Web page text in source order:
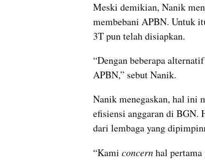
Meski demikian, Nanik
membebani APBN. Untuk
3T pun telah disiapkan.
“Dengan beberapa
APBN,” sebut Nanik.
Nanik menegaskan, hal ini
efisiensi anggaran di BGN.
dari lembaga yang
“Kami concern hal